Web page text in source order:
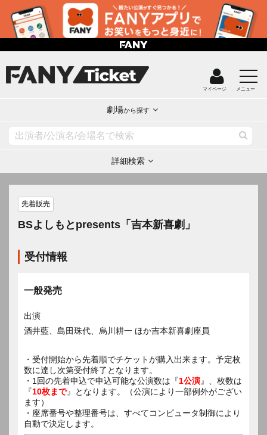
マイページ メニュー
劇場から探す
詳細検索
先着販売
BSよしもとpresents「吉本新喜劇」
受付情報
一般発売
出演
酒井藍、島田珠代、烏川耕一 ほか吉本新喜劇座員
・受付開始から先着順でチケットが購入出来ます。予定枚
数に達し次第受付終了となります。
・1回の先着申込で申込可能な公演数は『1公演』、枚数は
『10枚まで』となります。（公演により一部例外がござい
ます）
・座席番号や整理番号は、すべてコンピュータ制御により
自動で決定します。